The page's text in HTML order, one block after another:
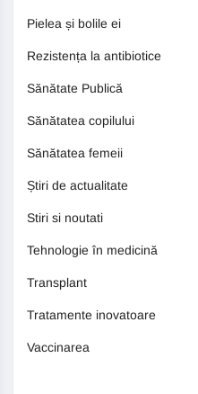
Pielea și bolile ei
Rezistența la antibiotice
Sănătate Publică
Sănătatea copilului
Sănătatea femeii
Știri de actualitate
Stiri si noutati
Tehnologie în medicină
Transplant
Tratamente inovatoare
Vaccinarea